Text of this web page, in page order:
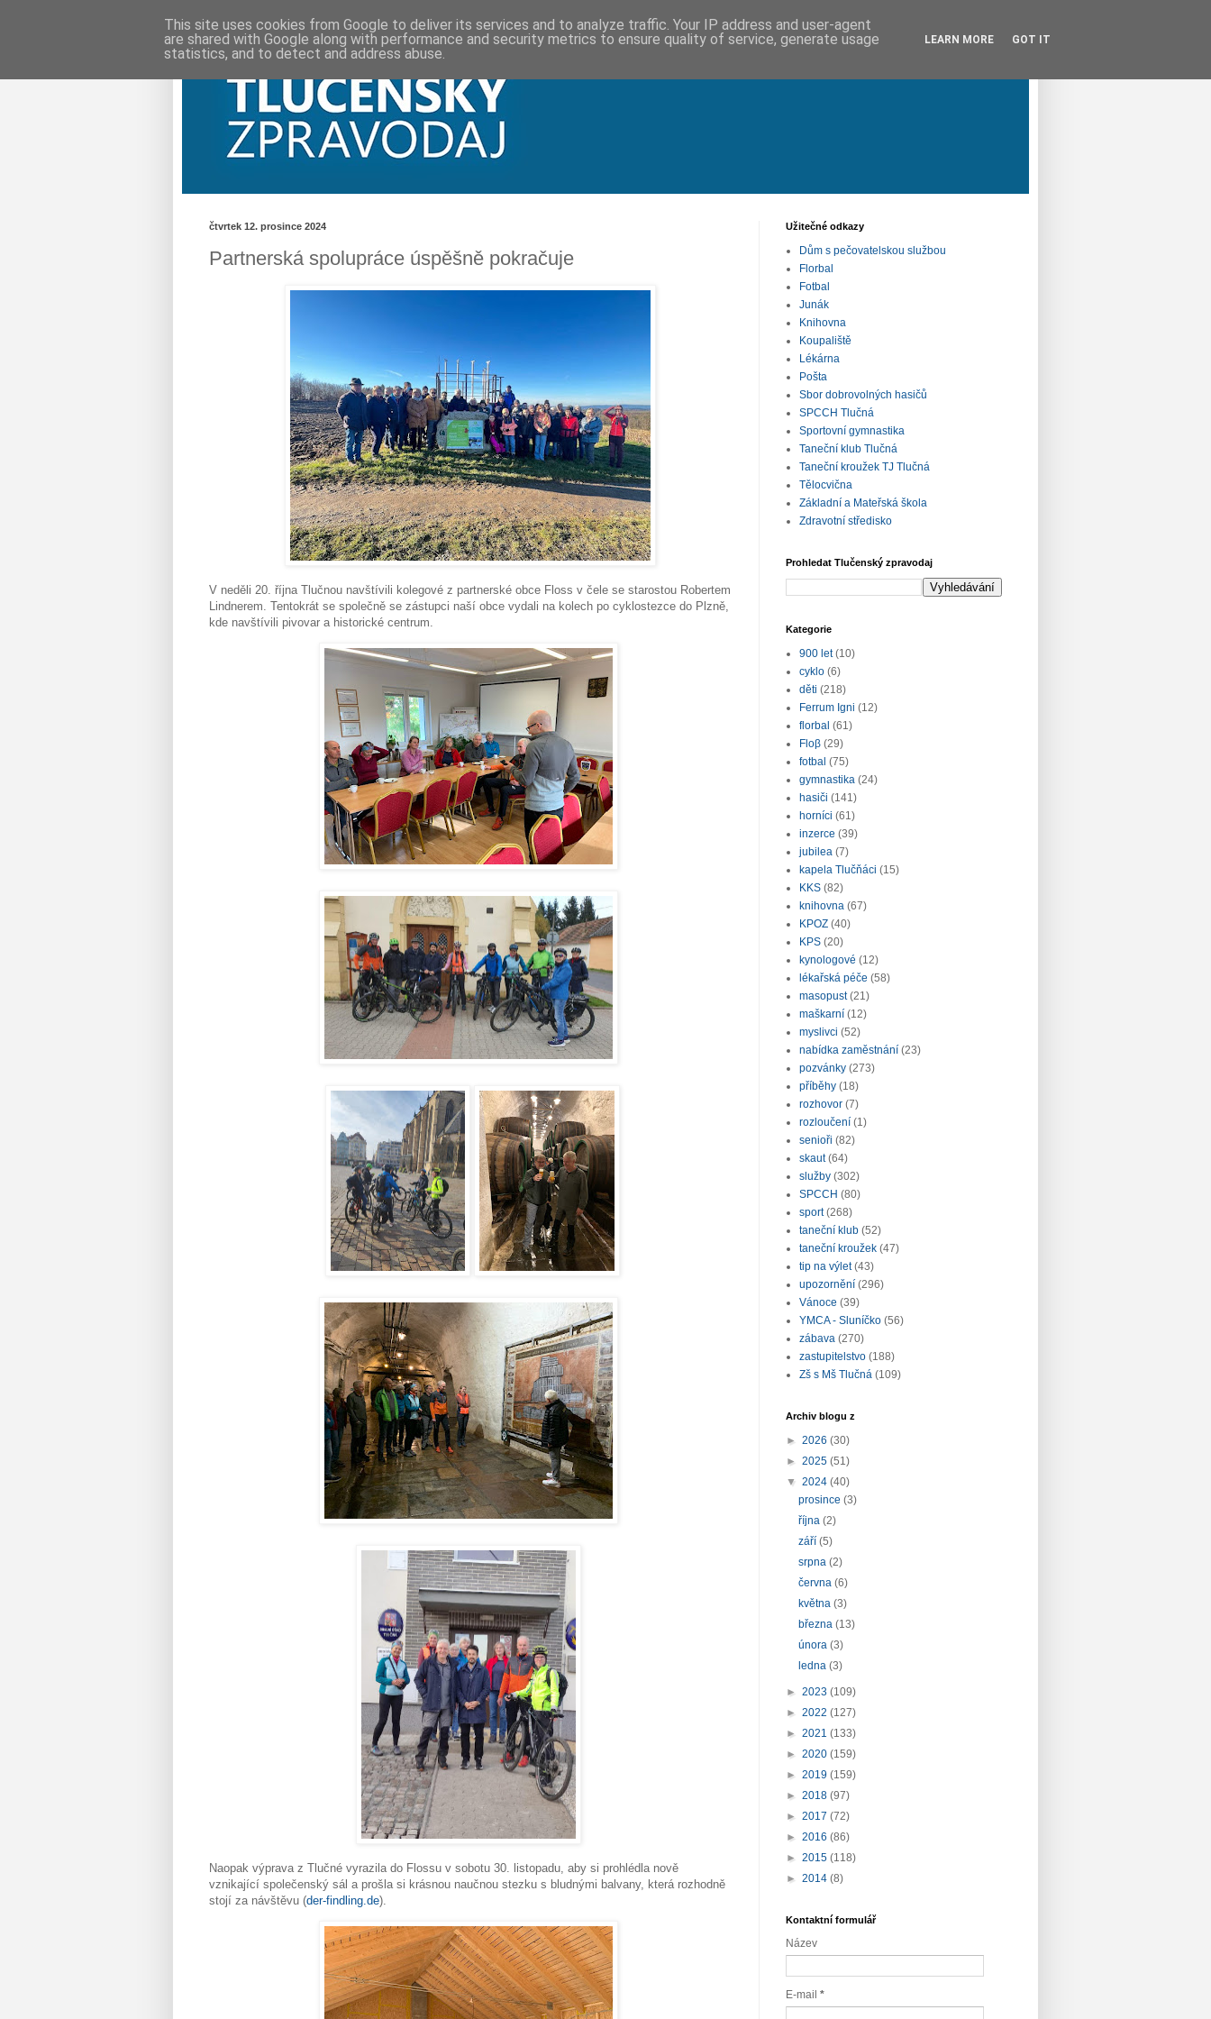
čtvrtek 12. prosince 2024
Partnerská spolupráce úspěšně pokračuje
V neděli 20. října Tlučnou navštívili kolegové z partnerské obce Floss v čele se starostou Robertem
Lindnerem. Tentokrát se společně se zástupci naší obce vydali na kolech po cyklostezce do Plzně,
kde navštívili pivovar a historické centrum.
Naopak výprava z Tlučné vyrazila do Flossu v sobotu 30. listopadu, aby si prohlédla nově
vznikající společenský sál a prošla si krásnou naučnou stezku s bludnými balvany, která rozhodně
stojí za návštěvu (der-findling.de).
Užitečné odkazy
Dům s pečovatelskou službou
Florbal
Fotbal
Junák
Knihovna
Koupaliště
Lékárna
Pošta
Sbor dobrovolných hasičů
SPCCH Tlučná
Sportovní gymnastika
Taneční klub Tlučná
Taneční kroužek TJ Tlučná
Tělocvična
Základní a Mateřská škola
Zdravotní středisko
Prohledat Tlučenský zpravodaj
Kategorie
900 let (10)
cyklo (6)
děti (218)
Ferrum Igni (12)
florbal (61)
Floβ (29)
fotbal (75)
gymnastika (24)
hasiči (141)
horníci (61)
inzerce (39)
jubilea (7)
kapela Tlučňáci (15)
KKS (82)
knihovna (67)
KPOZ (40)
KPS (20)
kynologové (12)
lékařská péče (58)
masopust (21)
maškarní (12)
myslivci (52)
nabídka zaměstnání (23)
pozvánky (273)
příběhy (18)
rozhovor (7)
rozloučení (1)
senioři (82)
skaut (64)
služby (302)
SPCCH (80)
sport (268)
taneční klub (52)
taneční kroužek (47)
tip na výlet (43)
upozornění (296)
Vánoce (39)
YMCA - Sluníčko (56)
zábava (270)
zastupitelstvo (188)
Zš s Mš Tlučná (109)
Archiv blogu z
► 2026 (30)
► 2025 (51)
▼ 2024 (40)
prosince(3)
října(2)
září(5)
srpna(2)
června(6)
května(3)
března(13)
února(3)
ledna(3)
► 2023 (109)
► 2022 (127)
► 2021 (133)
► 2020 (159)
► 2019 (159)
► 2018 (97)
► 2017 (72)
► 2016 (86)
► 2015 (118)
► 2014 (8)
Kontaktní formulář
Název
E-mail *
This site uses cookies from Google to deliver its services and to analyze traffic. Your IP address and user-agent
are shared with Google along with performance and security metrics to ensure quality of service, generate usage
statistics, and to detect and address abuse.
LEARN MORE GOT IT